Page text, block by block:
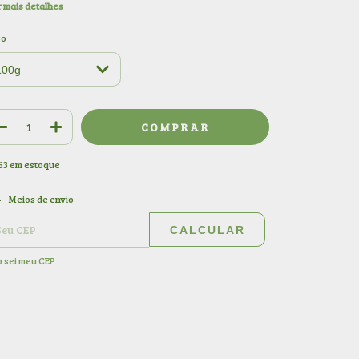
mais detalhes
em estoque
para o CEP:
Meios de envio
CALCULAR
sei meu CEP